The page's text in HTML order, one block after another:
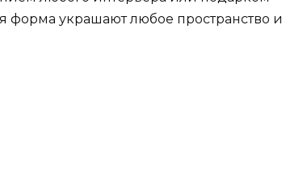
форма украшают любое пространство и